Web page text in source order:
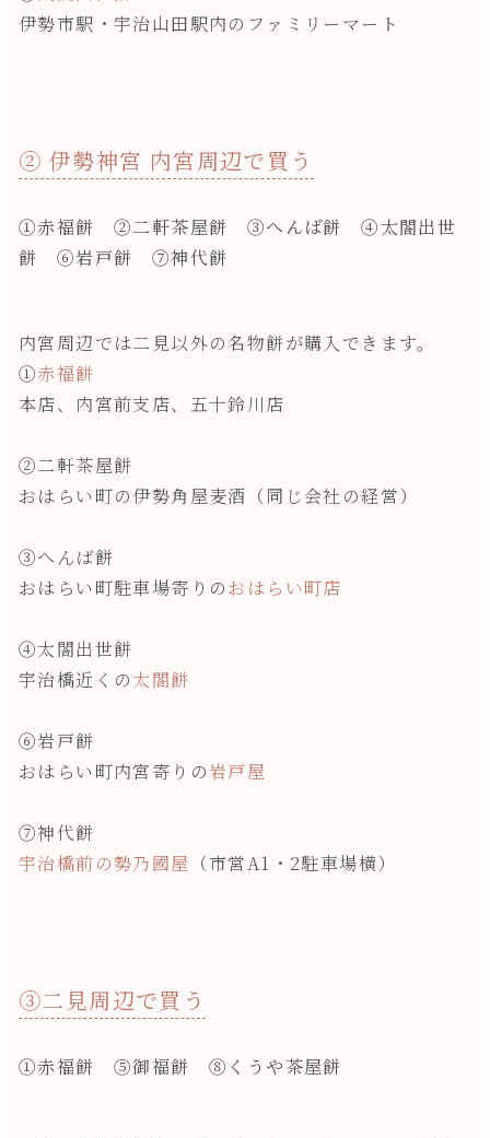
伊勢市駅・宇治山田駅内のファミリーマート
② 伊勢神宮 内宮周辺で買う
①赤福餅 ②二軒茶屋餅 ③へんば餅 ④太閤出世
餅 ⑥岩戸餅 ⑦神代餅
内宮周辺では二見以外の名物餅が購入できます。
①赤福餅
本店、内宮前支店、五十鈴川店
②二軒茶屋餅
おはらい町の伊勢角屋麦酒（同じ会社の経営）
③へんば餅
おはらい町駐車場寄りのおはらい町店
④太閤出世餅
宇治橋近くの太閤餅
⑥岩戸餅
おはらい町内宮寄りの岩戸屋
⑦神代餅
宇治橋前の勢乃國屋 （市営A1・2駐車場横）
③二見周辺で買う
①赤福餅 ⑤御福餅 ⑧くうや茶屋餅